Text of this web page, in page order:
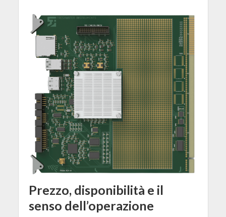
Prezzo, disponibilità e il
senso dell’operazione